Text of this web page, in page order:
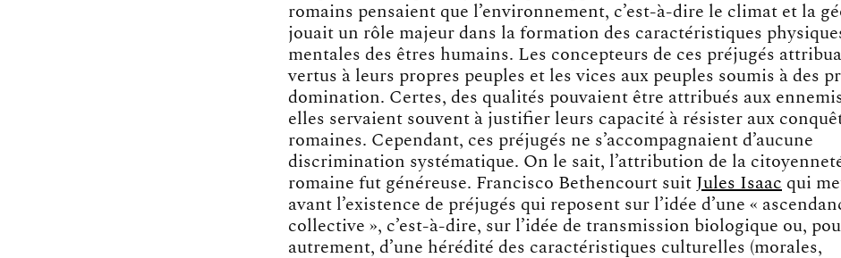
romains pensaient que l’environnement, c’est-à-dire le climat et la
jouait un rôle majeur dans la formation des caractéristiques
mentales des êtres humains. Les concepteurs de ces préjugés
vertus à leurs propres peuples et les vices aux peuples soumis à des
domination. Certes, des qualités pouvaient être attribués aux
elles servaient souvent à justifier leurs capacité à résister aux
romaines. Cependant, ces préjugés ne s’accompagnaient d’aucune
discrimination systématique. On le sait, l’attribution de la
romaine fut généreuse. Francisco Bethencourt suit Jules Isaac qui
avant l’existence de préjugés qui reposent sur l’idée d’une «
collective », c’est-à-dire, sur l’idée de transmission biologique ou,
autrement, d’une hérédité des caractéristiques culturelles (morales,